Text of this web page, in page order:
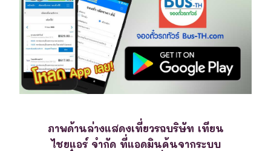
ภาพด้านล่างแสดงเที่ยวรถบริษัท เทียน
ไชยแอร์ จำกัด ที่แอดมินค้นจากระบบ